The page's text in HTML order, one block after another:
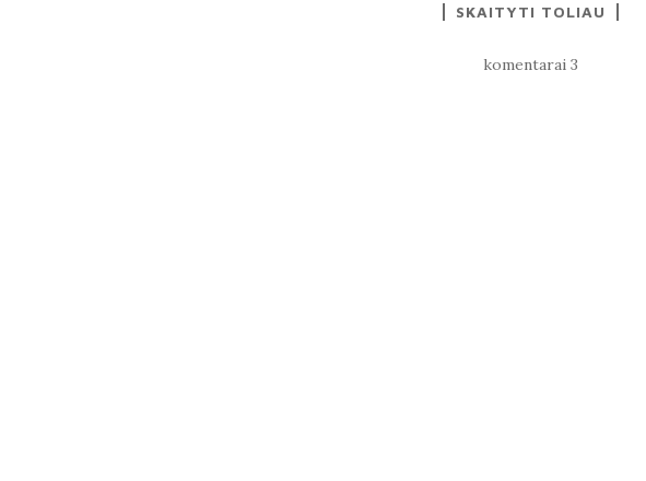
SKAITYTI TOLIAU
komentarai 3